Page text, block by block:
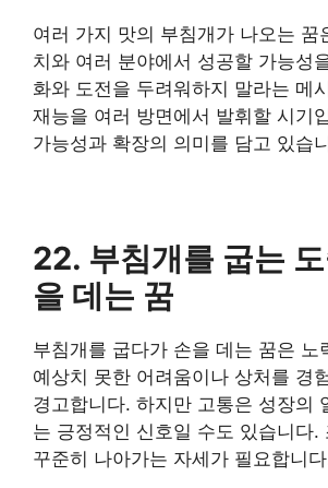
여러 가지 맛의 부침개가 나오는 꿈
치와 여러 분야에서 성공할 가능성
화와 도전을 두려워하지 말라는 메
재능을 여러 방면에서 발휘할 시기
가능성과 확장의 의미를 담고 있습
22. 부침개를 굽는
을 데는 꿈
부침개를 굽다가 손을 데는 꿈은 노
예상치 못한 어려움이나 상처를 경
경고합니다. 하지만 고통은 성장의
는 긍정적인 신호일 수도 있습니다.
꾸준히 나아가는 자세가 필요합니